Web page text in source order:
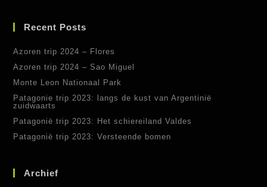
Recent Posts
Azoren trip 2024 – Flores
Azoren trip 2024 – Sao Miguel
Monte Leon Nationaal Park
Patagonie trip 2023: langs de kust van Argentinië
zuidwaarts
Patagonië trip 2023: Het schiereiland Valdes
Patagonië trip 2023: Versteende bomen
Archief